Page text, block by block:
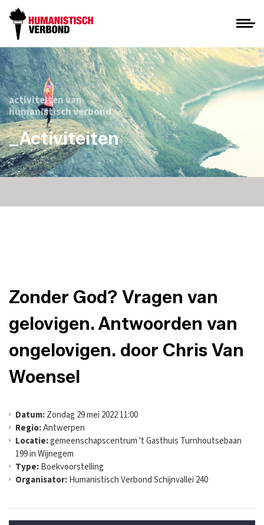
activiteiten van
humanistisch verbond
_Activiteiten
Zonder God? Vragen van
gelovigen. Antwoorden van
ongelovigen. door Chris Van
Woensel
Datum:Zondag 29 mei 2022 11:00
Regio:Antwerpen
Locatie:gemeenschapscentrum 't Gasthuis Turnhoutsebaan
199 in Wijnegem
Type:Boekvoorstelling
Organisator:Humanistisch Verbond Schijnvallei 240